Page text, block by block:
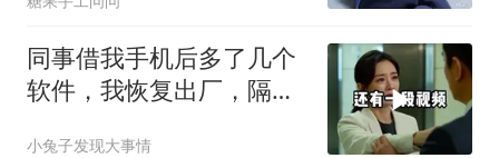
同事借我手机后多了几个
软件，我恢复出厂，隔壁
小兔子发现大事情